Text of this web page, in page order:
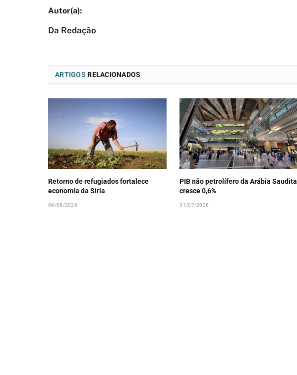
Da Redação
ARTIGOS RELACIONADOS
Retorno de refugiados fortalece
economia da Síria
04/08/2026
PIB não petrolífero da Arábia Saudita
cresce 0,6%
31/07/2026